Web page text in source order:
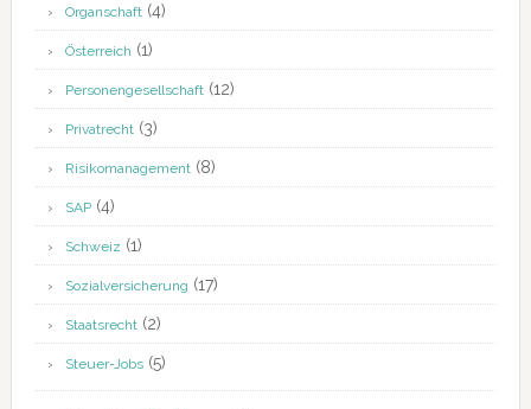
Organschaft(4)
Österreich (1)
Personengesellschaft(12)
Privatrecht(3)
Risikomanagement(8)
SAP(4)
Schweiz (1)
Sozialversicherung (17)
Staatsrecht(2)
Steuer-Jobs(5)